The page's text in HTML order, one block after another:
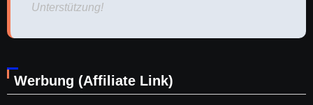
Unterstützung!
Werbung (Affiliate Link)